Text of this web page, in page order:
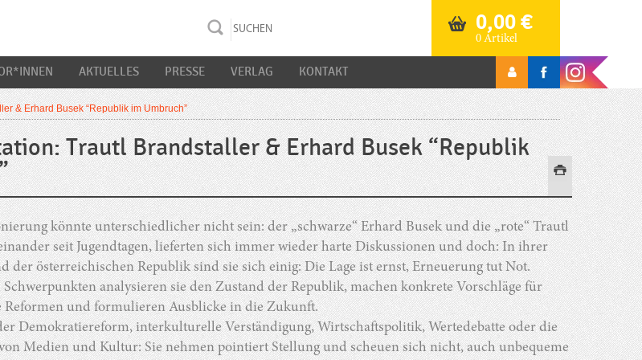
0,00€
0 Artikel
AKTUELLES PRESSE VERLAG KONTAKT
& Erhard Busek “Republik im Umbruch”
Trautl Brandstaller & Erhard Busek “Republik
könnte unterschiedlicher nicht sein: der „schwarze“ Erhard Busek und die „rote“ Trautl
seit Jugendtagen, lieferten sich immer wieder harte Diskussionen und doch: In ihrer
der österreichischen Republik sind sie sich einig: Die Lage ist ernst, Erneuerung tut Not.
analysieren sie den Zustand der Republik, machen konkrete Vorschläge für
Reformen und formulieren Ausblicke in die Zukunft.
Demokratiereform, interkulturelle Verständigung, Wirtschaftspolitik, Wertedebatte oder die
Medien und Kultur: Sie nehmen pointiert Stellung und scheuen sich nicht, auch unbequeme